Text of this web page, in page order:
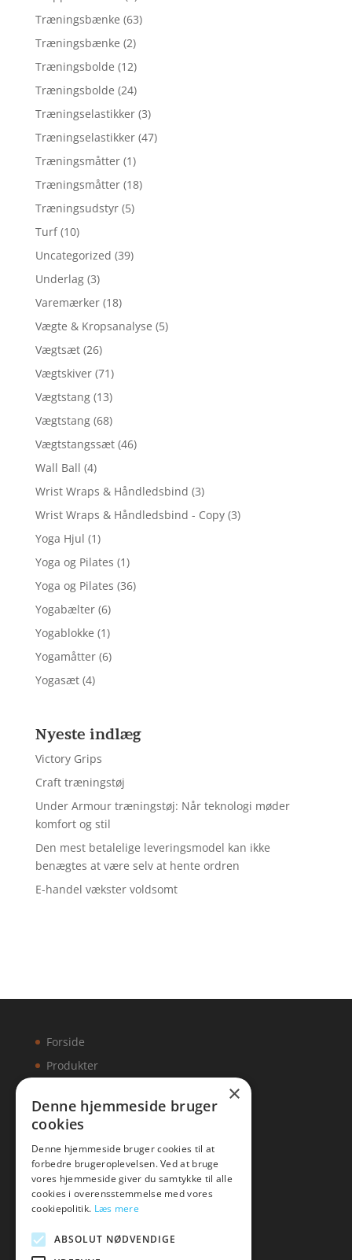
Træningsbænke (63)
Træningsbænke (2)
Træningsbolde (12)
Træningsbolde (24)
Træningselastikker (3)
Træningselastikker (47)
Træningsmåtter (1)
Træningsmåtter (18)
Træningsudstyr (5)
Turf (10)
Uncategorized (39)
Underlag (3)
Varemærker (18)
Vægte & Kropsanalyse (5)
Vægtsæt (26)
Vægtskiver (71)
Vægtstang (13)
Vægtstang (68)
Vægtstangssæt (46)
Wall Ball (4)
Wrist Wraps & Håndledsbind (3)
Wrist Wraps & Håndledsbind - Copy (3)
Yoga Hjul (1)
Yoga og Pilates (1)
Yoga og Pilates (36)
Yogabælter (6)
Yogablokke (1)
Yogamåtter (6)
Yogasæt (4)
Nyeste indlæg
Victory Grips
Craft træningstøj
Under Armour træningstøj: Når teknologi møder
komfort og stil
Den mest betalelige leveringsmodel kan ikke
benægtes at være selv at hente ordren
E-handel vækster voldsomt
Forside
Produkter
Artikler
Malawigruppen
Mail:hej@malawigruppen.dk
×
Denne hjemmeside bruger
cookies
Denne hjemmeside bruger cookies til at
forbedre brugeroplevelsen. Ved at bruge
vores hjemmeside giver du samtykke til alle
cookies i overensstemmelse med vores
cookiepolitik. Læs mere
ABSOLUT NØDVENDIGE